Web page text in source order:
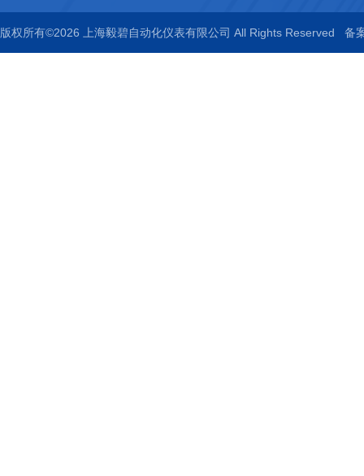
版权所有©2026 上海毅碧自动化仪表有限公司 All Rights Reserved 备